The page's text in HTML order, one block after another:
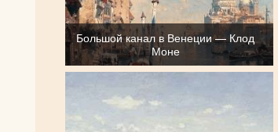
Большой канал в Венеции — Клод
Моне